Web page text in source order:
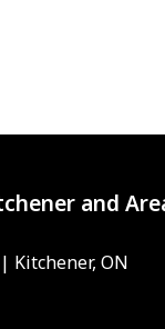
and
Kitchener, ON